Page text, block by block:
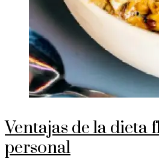
Ventajas de la dieta
personal